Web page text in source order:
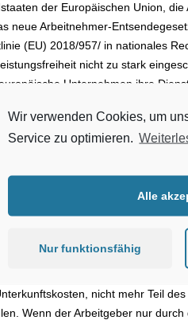
der Europäischen Union,
neue Arbeitnehmer-
(EU) 2018/957/ in nationales
nicht zu stark
Unternehmen ihre
Arbeitnehmer tätig, die von
Arbeitnehmer im
tarifvertraglich
auch Zuschläge für Überstunden,
bei diesen Zuschlägen das
für das
erhalten. Mit
nicht mehr Teil
Wenn der Arbeitgeber nur
Wir verwenden Cookies, um
Service zu optimieren.
Alle
Nur funktionsfähig